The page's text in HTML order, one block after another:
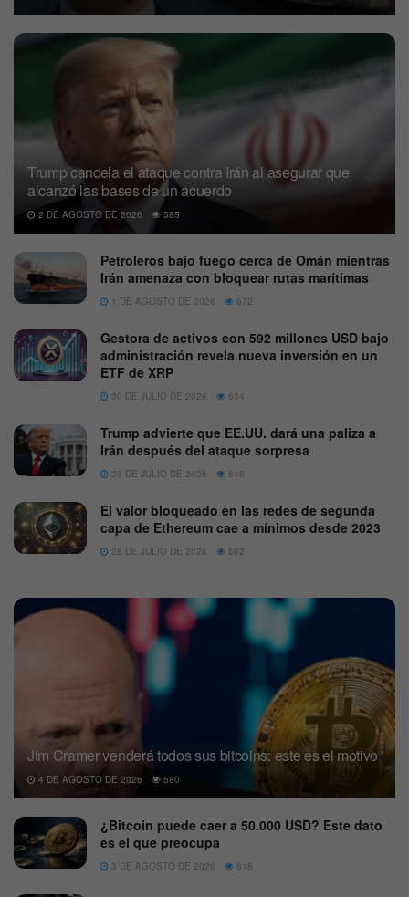
Trump cancela el ataque contra Irán al asegurar que
alcanzó las bases de un acuerdo
2 DE AGOSTO DE 2026 585
Petroleros bajo fuego cerca de Omán mientras
Irán amenaza con bloquear rutas marítimas
1 DE AGOSTO DE 2026 672
Gestora de activos con 592 millones USD bajo
administración revela nueva inversión en un
ETF de XRP
30 DE JULIO DE 2026 634
Trump advierte que EE.UU. dará una paliza a
Irán después del ataque sorpresa
29 DE JULIO DE 2026 619
El valor bloqueado en las redes de segunda
capa de Ethereum cae a mínimos desde 2023
28 DE JULIO DE 2026 602
Jim Cramer venderá todos sus bitcoins: este es el motivo
4 DE AGOSTO DE 2026 580
¿Bitcoin puede caer a 50.000 USD? Este dato
es el que preocupa
3 DE AGOSTO DE 2026 618